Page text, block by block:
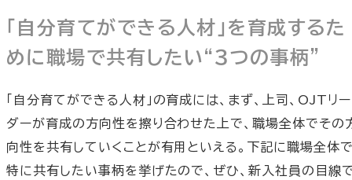
「自分育てができる人材」を育成するた
めに職場で共有したい“３つの事柄”
「自分育てができる人材」の育成には、まず、上司、OJTリー
ダーが育成の方向性を擦り合わせた上で、職場全体でその
向性を共有していくことが有用といえる。下記に職場全体
特に共有したい事柄を挙げたので、ぜひ、新入社員の目線